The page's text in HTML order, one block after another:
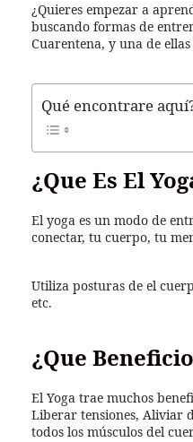
¿Quieres empezar a
buscando formas de
Cuarentena, y una de ellas
Qué encontrare
¿Que Es El
El yoga es un modo de
conectar, tu cuerpo, tu
Utiliza posturas de el
etc.
¿Que
El Yoga trae muchos
Liberar tensiones, Aliviar
todos los músculos del